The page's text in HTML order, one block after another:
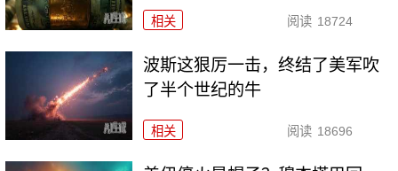
相关 阅读 18724
波斯这狠厉一击，终结了美军吹
了半个世纪的牛
相关 阅读 18696